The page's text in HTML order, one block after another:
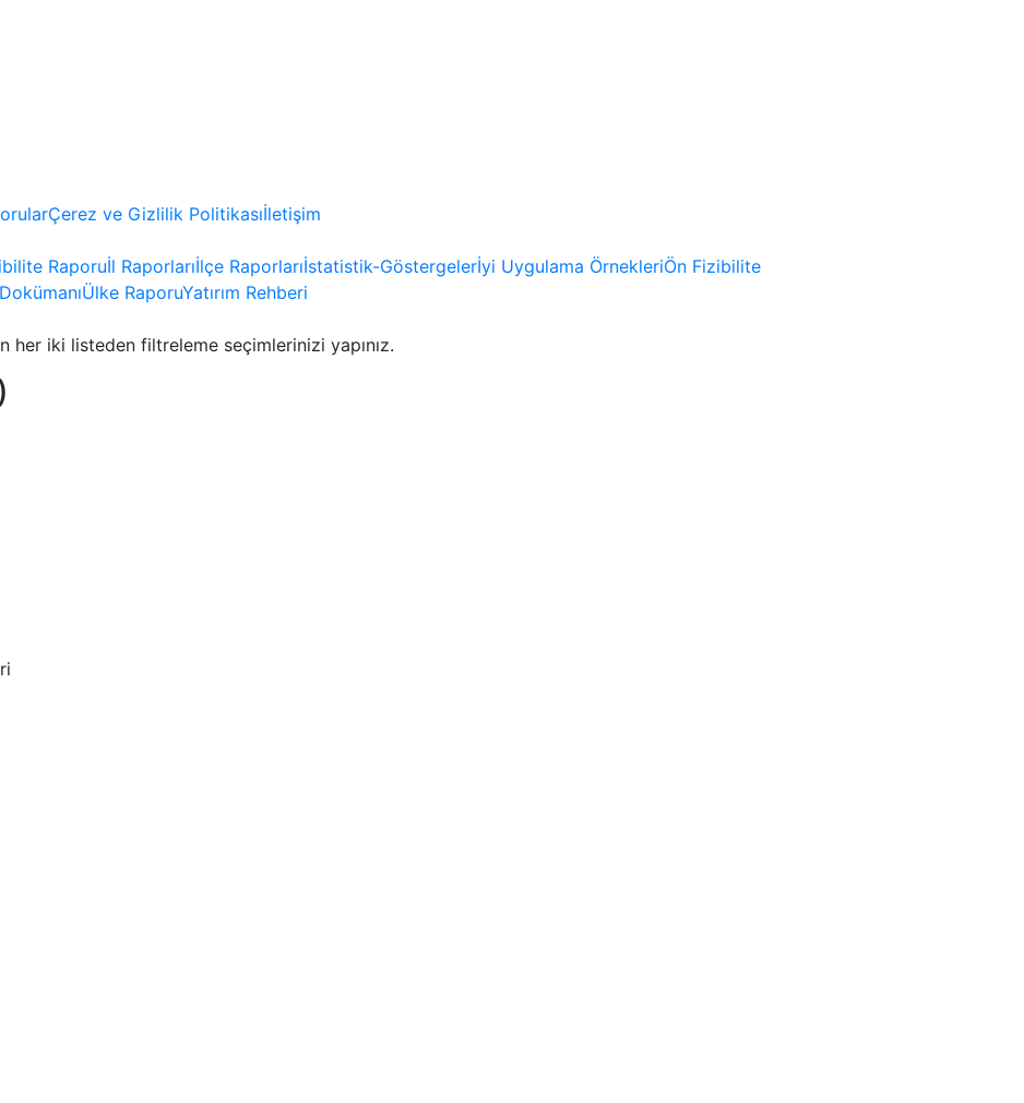
Çerez ve Gizlilik Politikasıİletişim
Raporuİl Raporlarıİlçe Raporlarıİstatistik-Göstergelerİyi Uygulama ÖrnekleriÖn Fizibilite
Ülke RaporuYatırım Rehberi
her iki listeden filtreleme seçimlerinizi yapınız.